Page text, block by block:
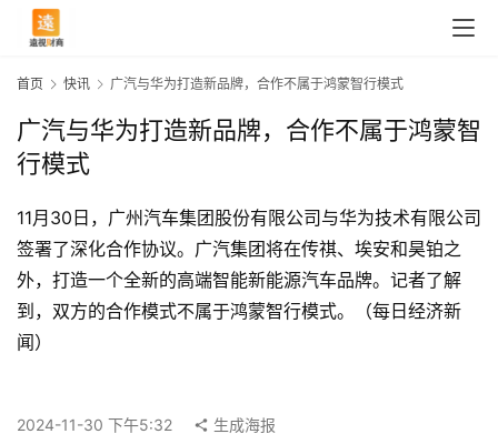
首
首页 快讯 广汽与华为打造新品牌，合作不属于鸿蒙智行模式
广汽与华为打造新品牌，合作不属于鸿蒙智
行模式
11月30日，广州汽车集团股份有限公司与华为技术有限公司
签署了深化合作协议。广汽集团将在传祺、埃安和昊铂之
外，打造一个全新的高端智能新能源汽车品牌。记者了解
到，双方的合作模式不属于鸿蒙智行模式。（每日经济新
闻）
2024-11-30 下午5:32 生成海报